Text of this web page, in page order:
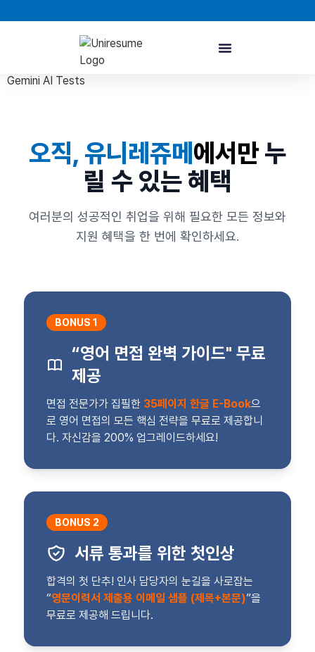
Gemini AI Tests
오직, 유니레쥬메 에서만누
릴 수 있는 혜택
여러분의 성공적인 취업을 위해 필요한 모든 정보와
지원 혜택을 한 번에 확인하세요.
BONUS 1
“영어 면접 완벽 가이드" 무료
제공
면접 전문가가 집필한 35페이지 한글 E-Book으
로 영어 면접의 모든 핵심 전략을 무료로 제공합니
다. 자신감을 200% 업그레이드하세요!
BONUS 2
서류 통과를 위한 첫인상
합격의 첫 단추! 인사 담당자의 눈길을 사로잡는
“영문이력서 제출용 이메일 샘플 (제목+본문)”을
무료로 제공해 드립니다.